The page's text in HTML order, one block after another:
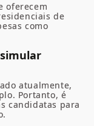
oferecem
de
como
atualmente,
Portanto, é
candidatas para
.